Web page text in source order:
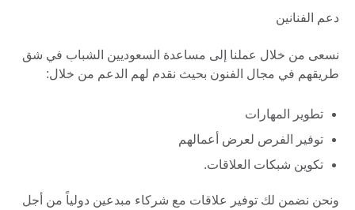
دعم الفنانين
نسعى من خلال عملنا إلى مساعدة السعوديين الشباب في شق
طريقهم في مجال الفنون بحيث نقدم لهم الدعم من خلال:
تطوير المهارات
توفير الفرص لعرض أعمالهم
تكوين شبكات العلاقات.
ونحن نضمن لك توفير علاقات مع شركاء مبدعين دولياً من أجل